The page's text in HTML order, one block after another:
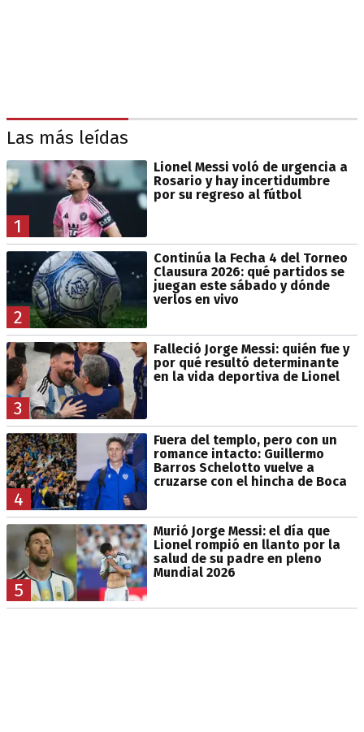
Las más leídas
1
Lionel Messi voló de urgencia a
Rosario y hay incertidumbre
por su regreso al fútbol
2
Continúa la Fecha 4 del Torneo
Clausura 2026: qué partidos se
juegan este sábado y dónde
verlos en vivo
3
Falleció Jorge Messi: quién fue y
por qué resultó determinante
en la vida deportiva de Lionel
4
Fuera del templo, pero con un
romance intacto: Guillermo
Barros Schelotto vuelve a
cruzarse con el hincha de Boca
5
Murió Jorge Messi: el día que
Lionel rompió en llanto por la
salud de su padre en pleno
Mundial 2026